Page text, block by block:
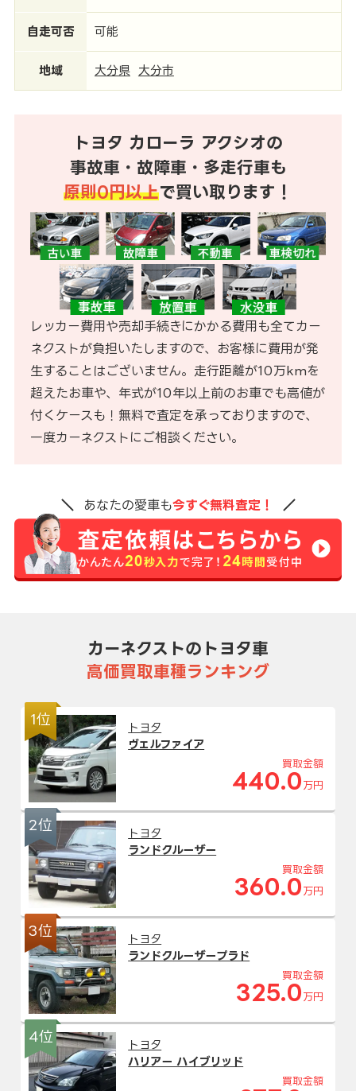
自走可否 可能
地域 大分県 大分市
トヨタ カローラ アクシオの
事故車・故障車・多走行車も
原則0円以上で買い取ります！
レッカー費用や売却手続きにかかる費用も全てカー
ネクストが負担いたしますので、お客様に費用が発
生することはございません。走行距離が10万kmを
超えたお車や、年式が10年以上前のお車でも高値が
付くケースも！無料で査定を承っておりますので、
一度カーネクストにご相談ください。
あなたの愛車も今すぐ無料査定！
カーネクストのトヨタ車
高価買取車種ランキング
1位
トヨタ
ヴェルファイア
買取金額
440.0 万円
2位
トヨタ
ランドクルーザー
買取金額
360.0 万円
3位
トヨタ
ランドクルーザープラド
買取金額
325.0 万円
4位
トヨタ
ハリアー ハイブリッド
買取金額